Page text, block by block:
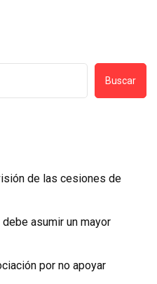
Buscar
de las cesiones de
asumir un mayor
por no apoyar